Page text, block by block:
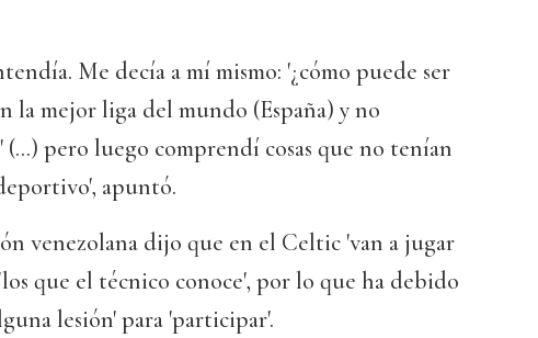
Me decía a mí mismo: '¿cómo puede ser
la mejor liga del mundo (España) y no
(...) pero luego comprendí cosas que no tenían
apuntó.
venezolana dijo que en el Celtic 'van a jugar
que el técnico conoce', por lo que ha debido
lesión' para 'participar'.